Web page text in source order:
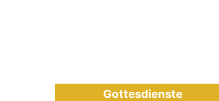
Gottesdienste